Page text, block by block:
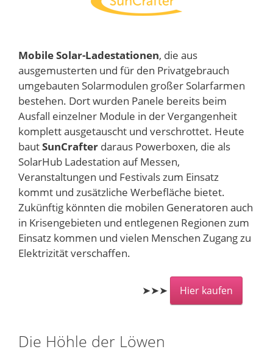
Mobile Solar-Ladestationen, die aus
ausgemusterten und für den Privatgebrauch
umgebauten Solarmodulen großer Solarfarmen
bestehen. Dort wurden Panele bereits beim
Ausfall einzelner Module in der Vergangenheit
komplett ausgetauscht und verschrottet. Heute
bautSunCrafter daraus Powerboxen, die als
SolarHub Ladestation auf Messen,
Veranstaltungen und Festivals zum Einsatz
kommt und zusätzliche Werbefläche bietet.
Zukünftig könnten die mobilen Generatoren auch
in Krisengebieten und entlegenen Regionen zum
Einsatz kommen und vielen Menschen Zugang zu
Elektrizität verschaffen.
➤➤➤ Hier kaufen
Die Höhle der Löwen